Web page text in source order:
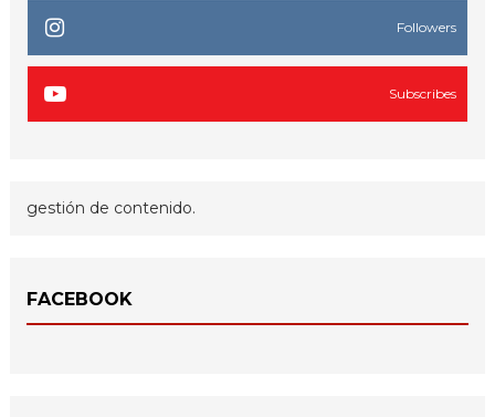
Followers
Subscribes
gestión de contenido.
FACEBOOK